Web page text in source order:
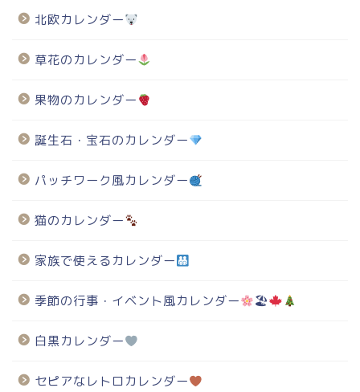
北欧カレンダー
草花のカレンダー
果物のカレンダー
誕生石・宝石のカレンダー
パッチワーク風カレンダー
猫のカレンダー
家族で使えるカレンダー
季節の行事・イベント風カレンダー 🏖
白黒カレンダー
セピアなレトロカレンダー